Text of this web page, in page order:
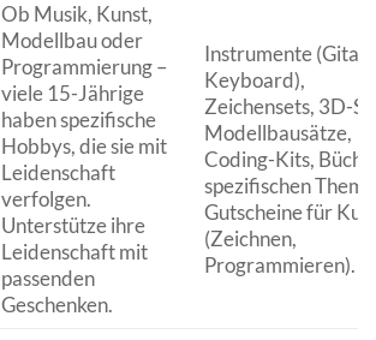
Ob Musik, Kunst,
Modellbau oder
Programmierung –
viele 15-Jährige
haben spezifische
Hobbys, die sie mit
Leidenschaft
verfolgen.
Unterstütze ihre
Leidenschaft mit
passenden
Geschenken.
Instrumente
Keyboard),
Zeichensets, 3D-
Modellbausätze,
Coding-Kits,
spezifischen
Gutscheine für
(Zeichnen,
Programmieren).